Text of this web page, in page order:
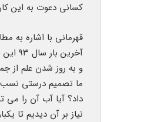
کسانی دعوت به این
قهرمانی با اشاره به
و به روز شدن علم از
ما تصمیم درستی نسب
داد؟ آیا آب آن را می
نیاز بر آن دیدیم تا